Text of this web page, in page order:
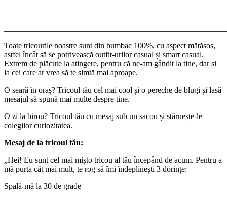
Toate tricourile noastre sunt din bumbac 100%, cu aspect mătăsos,
astfel încât să se potrivească outfit-urilor casual și smart casual.
Extrem de plăcute la atingere, pentru că ne-am gândit la tine, dar și
la cei care ar vrea să te simtă mai aproape.
O seară în oraș? Tricoul tău cel mai cool și o pereche de blugi și lasă
mesajul să spună mai multe despre tine.
O zi la birou? Tricoul tău cu mesaj sub un sacou și stârnește-le
colegilor curiozitatea.
Mesaj de la tricoul tău:
„Hei! Eu sunt cel mai mișto tricou al tău începând de acum. Pentru a
mă purta cât mai mult, te rog să îmi îndeplinești 3 dorințe:
Spală-mă la 30 de grade